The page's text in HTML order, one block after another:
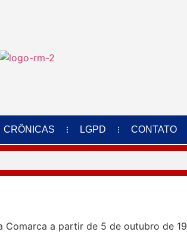
CRÔNICAS LGPD CONTATO
a partir de 5 de outubro de